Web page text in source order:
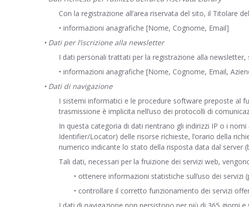
Con la registrazione all’area riservata del sito, il Titolare
• informazioni anagrafiche [Nome, Cognome, Email]
• Dati per l’iscrizione alla newsletter
I dati personali trattati per la registrazione alla newsletter,
• informazioni anagrafiche [Nome, Cognome, Email,
• Dati di navigazione
I sistemi informatici e le procedure software preposte al
trasmissione è implicita nell’uso dei protocolli di
In questa categoria di dati rientrano gli indirizzi IP o i
Identifier/Locator) delle risorse richieste, l’orario della
numerico indicante lo stato della risposta data dal server
Tali dati, necessari per la fruizione dei servizi web,
• ottenere informazioni statistiche sull’uso dei
• controllare il corretto funzionamento dei servizi